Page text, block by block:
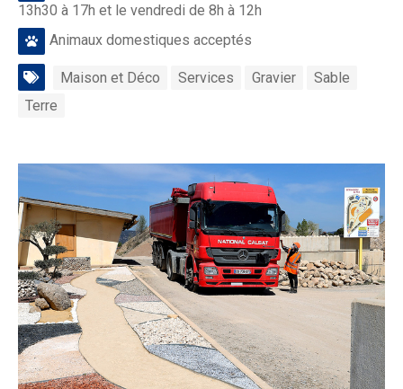
13h30 à 17h et le vendredi de 8h à 12h
Animaux domestiques acceptés
Maison et Déco Services Gravier
Sable
Terre